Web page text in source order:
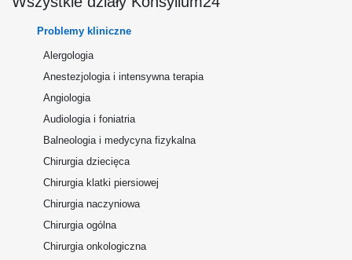
Problemy kliniczne
Alergologia
Anestezjologia i intensywna terapia
Angiologia
Audiologia i foniatria
Balneologia i medycyna fizykalna
Chirurgia dziecięca
Chirurgia klatki piersiowej
Chirurgia naczyniowa
Chirurgia ogólna
Chirurgia onkologiczna